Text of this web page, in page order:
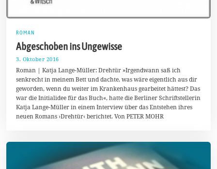
ROMAN
Abgeschoben ins Ungewisse
3. Oktober 2016
O
k
t
o
b
e
r
Roman | Katja Lange-Müller: Drehtür »Irgendwann saß ich
senkrecht in meinem Bett und dachte, was wäre eigentlich aus dir
geworden, wenn du weiter im Krankenhaus gearbeitet hättest? Das
war die Initialidee für das Buch«, hatte die Berliner Schriftstellerin
Katja Lange-Müller in einem Interview über das Entstehen ihres
neuen Romans ›Drehtür‹ berichtet. Von PETER MOHR